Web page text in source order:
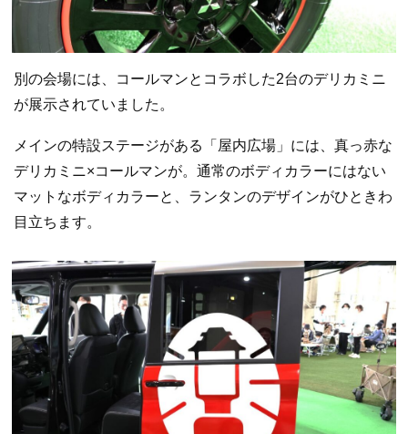
別の会場には、コールマンとコラボした2台のデリカミニ
が展示されていました。
メインの特設ステージがある「屋内広場」には、真っ赤な
デリカミニ×コールマンが。通常のボディカラーにはない
マットなボディカラーと、ランタンのデザインがひときわ
目立ちます。